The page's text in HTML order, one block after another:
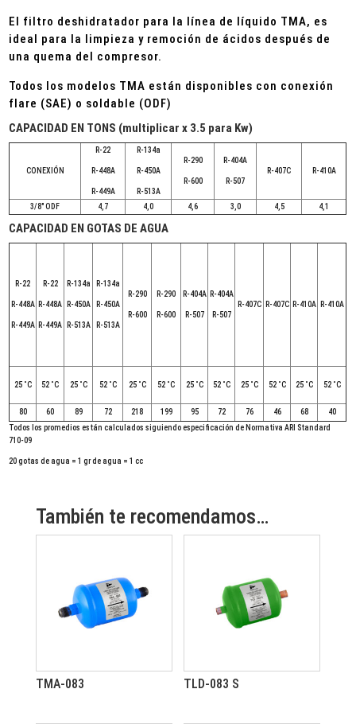
El filtro deshidratador para la línea de líquido TMA, es
ideal para la limpieza y remoción de ácidos después de
una quema del compresor.
Todos los modelos TMA están disponibles con conexión
flare (SAE) o soldable (ODF)
CAPACIDAD EN TONS (multiplicar x 3.5 para Kw)
CONEXIÓN
R-22
R-448A
R-449A
R-134a
R-450A
R-513A
R-290
R-600
R-404A
R-507
R-407C R-410A
3/8" ODF 4,7 4,0 4,6 3,0 4,5 4,1
CAPACIDAD EN GOTAS DE AGUA
R-22
R-448A
R-449A
R-22
R-448A
R-449A
R-134a
R-450A
R-513A
R-134a
R-450A
R-513A
R-290
R-600
R-290
R-600
R-404A
R-507
R-404A
R-507
R-407C R-407C R-410A R-410A
25 ˚C 52 ˚C 25 ˚C 52 ˚C 25 ˚C 52 ˚C 25 ˚C 52 ˚C 25 ˚C 52 ˚C 25 ˚C 52 ˚C
80 60 89 72 218 199 95 72 76 46 68
40
Todos los promedios están calculados siguiendo especificación de Normativa ARI Standard
710-09
20 gotas de agua = 1 gr de agua = 1 cc
También te recomendamos…
TMA-083 TLD-083 S